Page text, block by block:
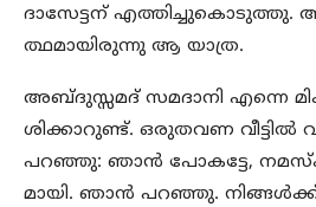
ദാസേട്ടന് എത്തിച്ചുകൊടുത്തു.
ത്ഥമായിരുന്നു ആ യാത്ര.
അബ്ദുസ്സമദ് സമദാനി എന്നെ
ശിക്കാറുണ്ട്. ഒരുതവണ വീട്ടിൽ
പറഞ്ഞു: ഞാൻ പോകട്ടേ,
മായി. ഞാൻ പറഞ്ഞു.